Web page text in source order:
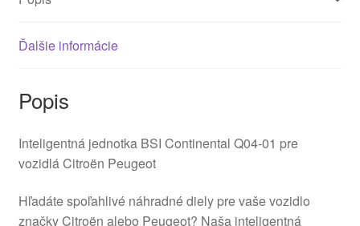
Ďalšie informácie
Popis
Inteligentná jednotka BSI Continental Q04-01 pre
vozidlá Citroën Peugeot
Hľadáte spoľahlivé náhradné diely pre vaše vozidlo
značky Citroën alebo Peugeot? Naša inteligentná